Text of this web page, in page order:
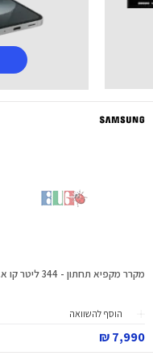
מקרר מקפיא תחתון - 344 ליטר קו א...
הוסף להשוואה
7,990 ₪